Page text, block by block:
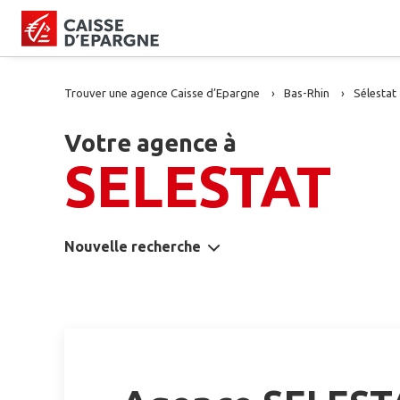
Trouver une agence Caisse d’Epargne Bas-Rhin Sélestat
Votre agence à
SELESTAT
Nouvelle recherche